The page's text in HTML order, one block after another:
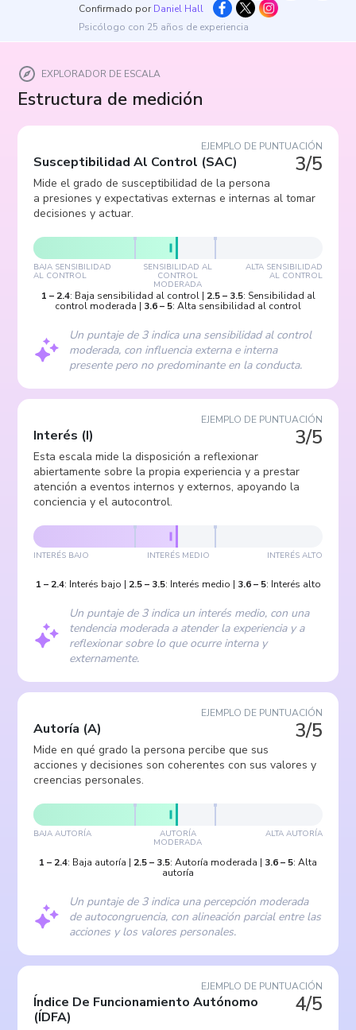
Confirmado por Daniel Hall
Psicólogo con 25 años de experiencia
EXPLORADOR DE ESCALA
Estructura de medición
EJEMPLO DE PUNTUACIÓN
3/5
Susceptibilidad Al Control (SAC)
Mide el grado de susceptibilidad de la persona
a presiones y expectativas externas e internas al tomar
decisiones y actuar.
BAJA SENSIBILIDAD
AL CONTROL
SENSIBILIDAD AL
CONTROL
MODERADA
ALTA SENSIBILIDAD
AL CONTROL
1 – 2.4: Baja sensibilidad al control| 2.5– 3.5: Sensibilidad al
control moderada | 3.6– 5: Alta sensibilidad al control
Un puntaje de 3 indica una sensibilidad al control
moderada, con influencia externa e interna
presente pero no predominante en la conducta.
EJEMPLO DE PUNTUACIÓN
3/5
Interés (I)
Esta escala mide la disposición a reflexionar
abiertamente sobre la propia experiencia y a prestar
atención a eventos internos y externos, apoyando la
conciencia y el autocontrol.
INTERÉS BAJO INTERÉS MEDIO INTERÉS ALTO
1 – 2.4: Interés bajo | 2.5– 3.5: Interés medio | 3.6– 5: Interés alto
Un puntaje de 3 indica un interés medio, con una
tendencia moderada a atender la experiencia y a
reflexionar sobre lo que ocurre interna y
externamente.
EJEMPLO DE PUNTUACIÓN
3/5
Autoría (A)
Mide en qué grado la persona percibe que sus
acciones y decisiones son coherentes con sus valores y
creencias personales.
BAJA AUTORÍA AUTORÍA
MODERADA
ALTA AUTORÍA
1 – 2.4: Baja autoría | 2.5– 3.5: Autoría moderada | 3.6– 5: Alta
autoría
Un puntaje de 3 indica una percepción moderada
de autocongruencia, con alineación parcial entre las
acciones y los valores personales.
EJEMPLO DE PUNTUACIÓN
4/5
Índice De Funcionamiento Autónomo
(ÍDFA)